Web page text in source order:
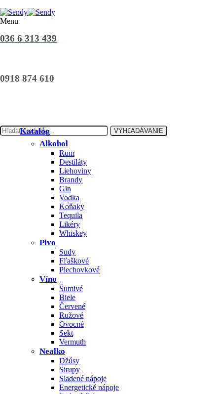
Menu
036 6 313 439
0918 874 610
VYHĽADÁVANIE
Katalóg
Alkohol
Rum
Destiláty
Liehoviny
Brandy
Gin
Vodka
Koňaky
Tequila
Likéry
Whiskey
Pivo
Sudy
Fľaškové
Plechovkové
Víno
Šumivé
Biele
Červené
Ružové
Ovocné
Sekt
Vermuth
Nealko
Džúsy
Sirupy
Sladené nápoje
Energetické nápoje